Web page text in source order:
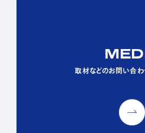
取材などのお問い合わ
取材などのお問い合わ
取材などのお問い合わ